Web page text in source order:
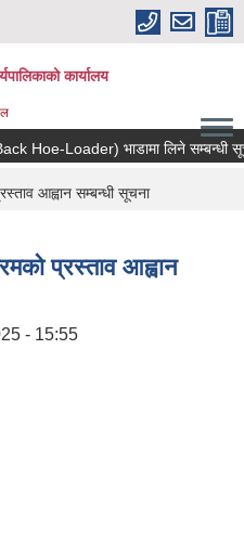
कार्यालय
Hoe-Loader) भाडामा लिने सम्बन्धी सूचना
आह्वान सम्बन्धी सूचना
प्रस्ताव आह्वान
- 15:55